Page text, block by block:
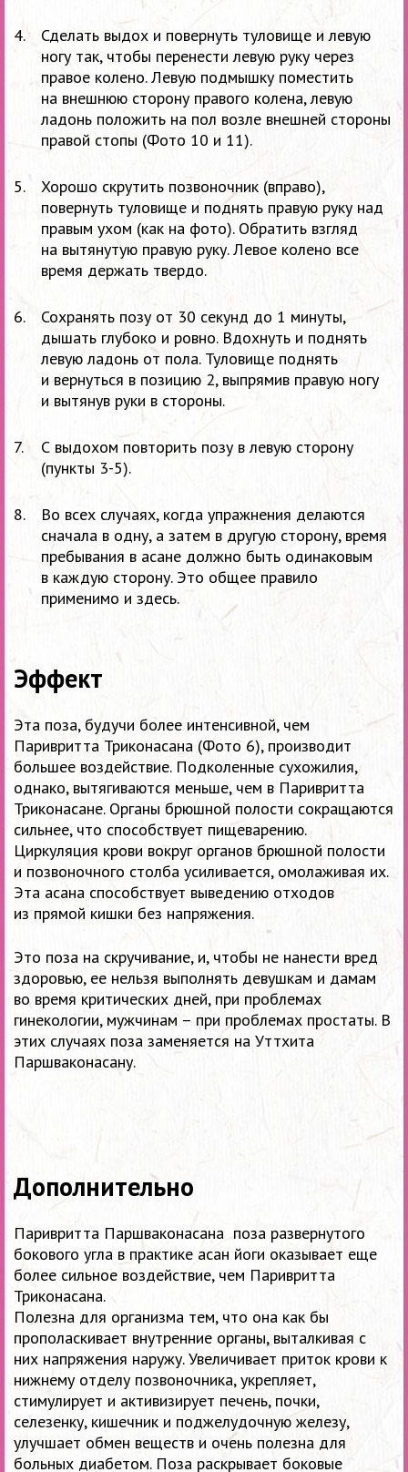
Сделать выдох и повернуть туловище и левую
ногу так, чтобы перенести левую руку через
правое колено. Левую подмышку поместить
на внешнюю сторону правого колена, левую
ладонь положить на пол возле внешней стороны
правой стопы (Фото 10 и 11).
Хорошо скрутить позвоночник (вправо),
повернуть туловище и поднять правую руку над
правым ухом (как на фото). Обратить взгляд
на вытянутую правую руку. Левое колено все
время держать твердо.
Сохранять позу от 30 секунд до 1 минуты,
дышать глубоко и ровно. Вдохнуть и поднять
левую ладонь от пола. Туловище поднять
и вернуться в позицию 2, выпрямив правую ногу
и вытянув руки в стороны.
С выдохом повторить позу в левую сторону
(пункты 3-5).
Во всех случаях, когда упражнения делаются
сначала в одну, а затем в другую сторону, время
пребывания в асане должно быть одинаковым
в каждую сторону. Это общее правило
применимо и здесь.
Эффект
Эта поза, будучи более интенсивной, чем
Паривритта Триконасана (Фото 6), производит
большее воздействие. Подколенные сухожилия,
однако, вытягиваются меньше, чем в Паривритта
Триконасане. Органы брюшной полости сокращаются
сильнее, что способствует пищеварению.
Циркуляция крови вокруг органов брюшной полости
и позвоночного столба усиливается, омолаживая их.
Эта асана способствует выведению отходов
из прямой кишки без напряжения.
Это поза на скручивание, и, чтобы не нанести вред
здоровью, ее нельзя выполнять девушкам и дамам
во время критических дней, при проблемах
гинекологии, мужчинам – при проблемах простаты. В
этих случаях поза заменяется на Уттхита
Паршваконасану.
Дополнительно
Паривритта Паршваконасана поза развернутого
бокового угла в практике асан йоги оказывает еще
более сильное воздействие, чем Паривритта
Триконасана.
Полезна для организма тем, что она как бы
прополаскивает внутренние органы, выталкивая с
них напряжения наружу. Увеличивает приток крови к
нижнему отделу позвоночника, укрепляет,
стимулирует и активизирует печень, почки,
селезенку, кишечник и поджелудочную железу,
улучшает обмен веществ и очень полезна для
больных диабетом. Поза раскрывает боковые